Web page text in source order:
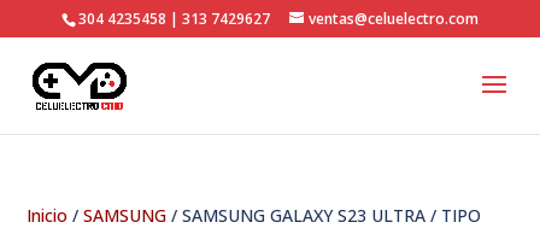
304 4235458 | 313 7429627 ventas@celuelectro.com
Inicio /SAMSUNG / SAMSUNG GALAXY S23 ULTRA / TIPO